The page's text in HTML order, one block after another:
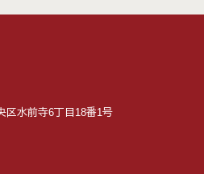
水前寺6丁目18番1号